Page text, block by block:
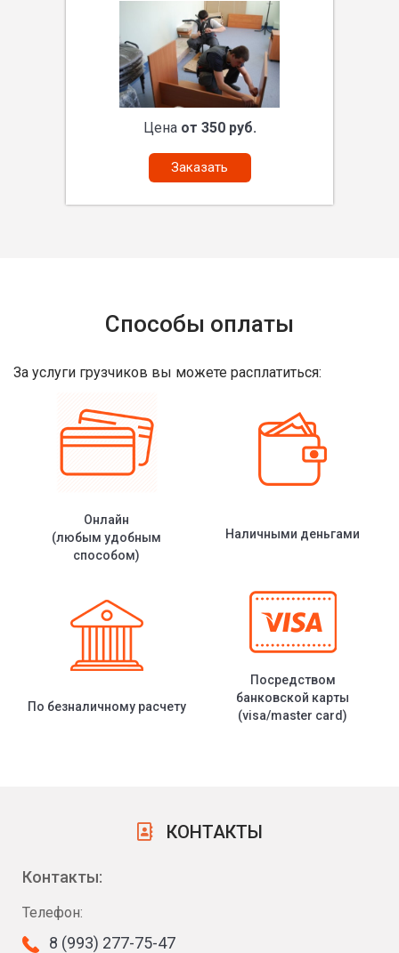
Цена от 350 руб.
Заказать
Способы оплаты
За услуги грузчиков вы можете расплатиться:
Онлайн
(любым удобным
способом)
Наличными деньгами
По безналичному расчету
Посредством
банковской карты
(visa/master card)
КОНТАКТЫ
Контакты:
Телефон:
8 (993) 277-75-47